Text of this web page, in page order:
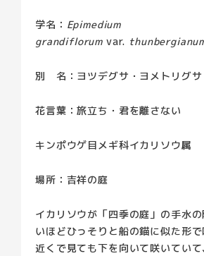
学名： Epimedium
grandiflorum var.
別 名：ヨツデグサ・ヨメトリグサ
花言葉：旅立ち・君を離さない
キンポウゲ目メギ科イカリソウ属
場所：吉祥の庭
イカリソウが「四季の庭」の手水
いほどひっそりと船の錨に似た形で
近くで見ても下を向いて咲いてい